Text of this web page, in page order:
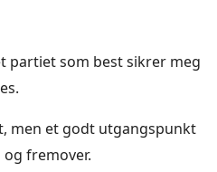
partiet som best sikrer meg
men et godt utgangspunkt
fremover.